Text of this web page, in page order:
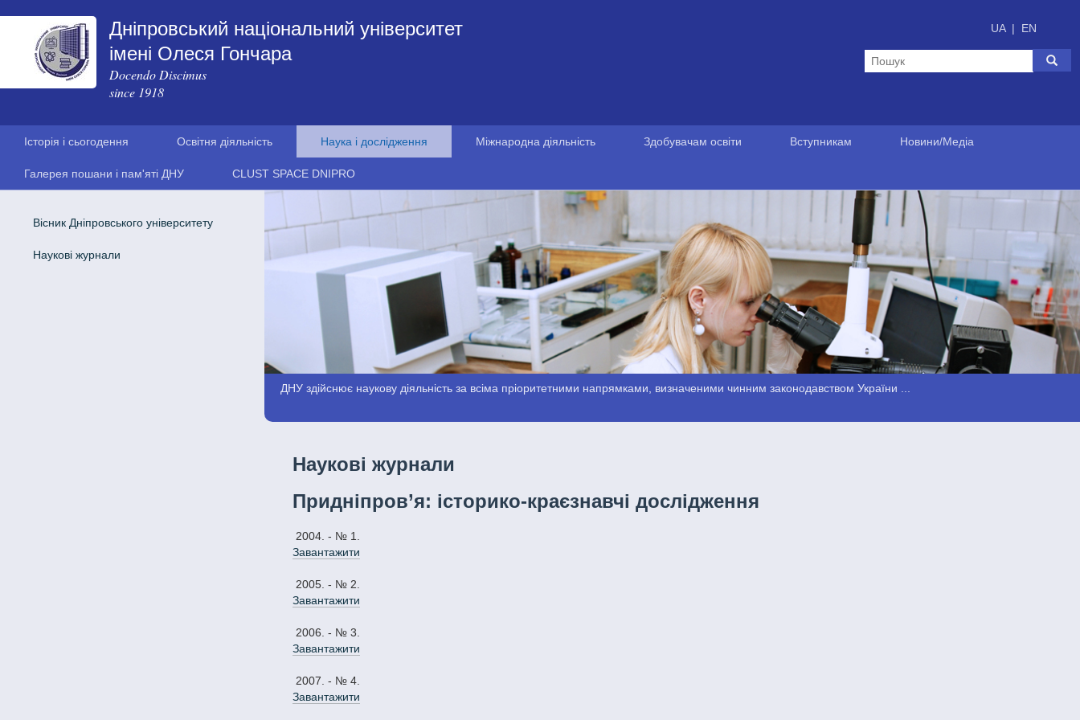
Дніпровський національний університет
імені Олеся Гончара
Docendo Discimus
since 1918
UA | EN
Історія і сьогодення Освітня діяльність Наука і дослідження Міжнародна діяльність Здобувачам освіти Вступникам Новини/Медіа
Галерея пошани і пам'яті ДНУ CLUST SPACE DNIPRO
Вісник Дніпровського університету
Наукові журнали
ДНУ здійснює наукову діяльність за всіма пріоритетними напрямками, визначеними чинним законодавством України ...
Наукові журнали
Придніпров’я: історико-краєзнавчі дослідження
2004. - № 1.
Завантажити
2005. - № 2.
Завантажити
2006. - № 3.
Завантажити
2007. - № 4.
Завантажити